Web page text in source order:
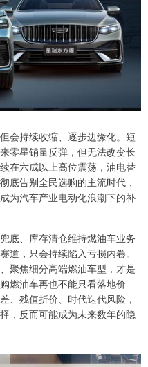
会持续收缩、逐步边缘化。短
零星销量反弹，但无法改变长
在六成以上高位震荡，油电替
底告别全民选购的主流时代，
为汽车产业电动化浪潮下的补
底、库存清仓维持燃油车业务
道，只会持续陷入亏损内卷。
聚焦细分高端燃油车型，才是
燃油车再也不能只看落地价
、残值折价、时代迭代风险，
，反而可能成为未来数年的隐